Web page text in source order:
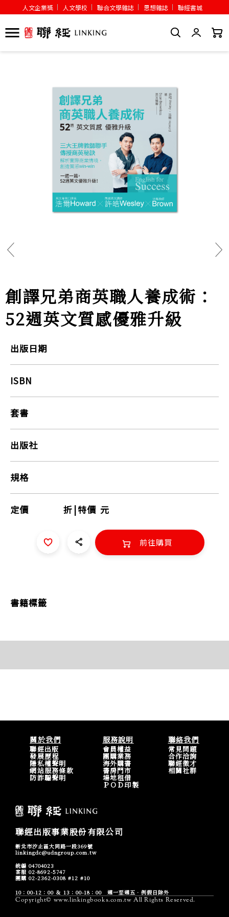
人文企業獎 人文學校 聯合文學雜誌 思想雜誌 聯經書城
創譯兄弟商英職人養成術：
52週英文質感優雅升級
出版日期
ISBN
套書
出版社
規格
定價 折 |特價 元
前往購買
書籍標籤
關於我們
聯經出版
發展歷程
隱私權聲明
網站服務條款
防詐騙聲明
服務說明
會員權益
團購業務
海外購書
書房門市
場地租借
ＰＯＤ印製
聯絡我們
常見問題
合作洽詢
聯經徵才
相關社群
聯經出版事業股份有限公司
新北市汐止區大同路一段369號
linkingdc@udngroup.com.tw
統編 04704023
客服 02-8692-5747
團購 02-2362-0308 #12 #10
10：00-12：00 ＆ 13：00-18：00 週一至週五．例假日除外
Copyright© www.linkingbooks.com.tw All Rights Reserved.